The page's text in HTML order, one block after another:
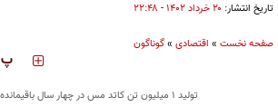
تاریخ انتشار: ۲۰ خرداد ۱۴۰۲ - ۲۲:۴۸
صفحه نخست » اقتصادی »گوناگون
‍‍‍ پ
تولید ۱ میلیون تن کاتد مس در چهار سال باقیمانده شدنی ست؟